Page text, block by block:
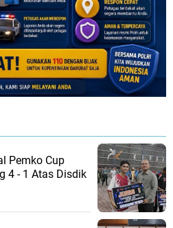
Pemko Cup
4 - 1 Atas Disdik